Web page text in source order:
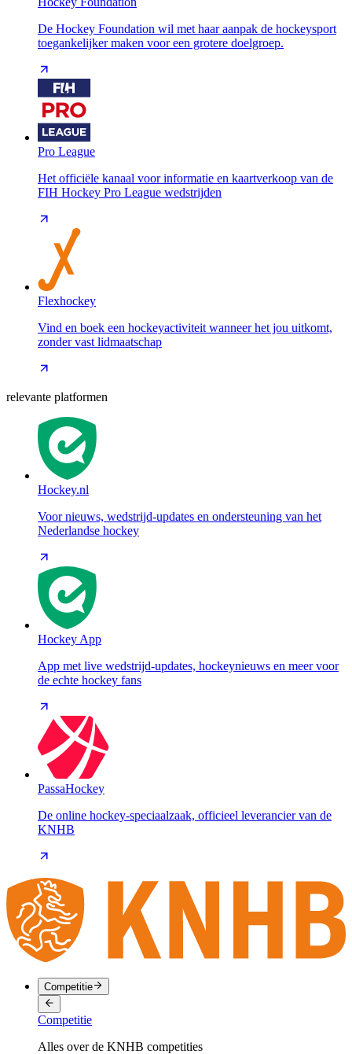
De Hockey Foundation wil met haar aanpak de hockeysport
toegankelijker maken voor een grotere doelgroep.
Pro League
Het officiële kanaal voor informatie en kaartverkoop van de
FIH Hockey Pro League wedstrijden
Flexhockey
Vind en boek een hockeyactiviteit wanneer het jou uitkomt,
zonder vast lidmaatschap
relevante platformen
Hockey.nl
Voor nieuws, wedstrijd-updates en ondersteuning van het
Nederlandse hockey
Hockey App
App met live wedstrijd-updates, hockeynieuws en meer voor
de echte hockey fans
PassaHockey
De online hockey-speciaalzaak, officieel leverancier van de
KNHB
Competitie
Competitie
Alles over de KNHB competities